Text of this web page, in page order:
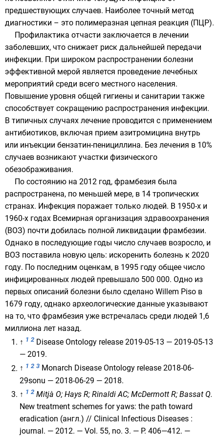
предшествующих случаев. Наиболее точный метод
диагностики – это полимеразная цепная реакция (ПЦР).
Профилактика отчасти заключается в лечении
заболевших, что снижает риск дальнейшей передачи
инфекции. При широком распространении болезни
эффективной мерой является проведение лечебных
мероприятий среди всего местного населения.
Повышение уровня общей гигиены и санитарии также
способствует сокращению распространения инфекции.
В типичных случаях лечение проводится с применением
антибиотиков, включая прием азитромицина внутрь
или инъекции бензатин-пенициллина. Без лечения в 10%
случаев возникают участки физического
обезображивания.
По состоянию на 2012 год, фрамбезия была
распространена, по меньшей мере, в 14 тропических
странах. Инфекция поражает только людей. В 1950-х и
1960-х годах Всемирная организация здравоохранения
(ВОЗ) почти добилась полной ликвидации фрамбезии.
Однако в последующие годы число случаев возросло, и
ВОЗ поставила новую цель: искоренить болезнь к 2020
году. По последним оценкам, в 1995 году общее число
инфицированных людей превышало 500 000. Одно из
первых описаний болезни было сделано Willem Piso в
1679 году, однако археологические данные указывают
на то, что фрамбезия уже встречалась среди людей 1,6
миллиона лет назад.
↑ 1 2 Disease Ontology release 2019-05-13 — 2019-05-13
— 2019.
↑ 1 2 3 Monarch Disease Ontology release 2018-06-
29sonu — 2018-06-29 — 2018.
↑ 1 2 Mitjà O; Hays R; Rinaldi AC; McDermott R; Bassat Q.
New treatment schemes for yaws: the path toward
eradication (англ.) // Clinical Infectious Diseases :
journal. — 2012. — Vol. 55, no. 3. — P. 406—412. —